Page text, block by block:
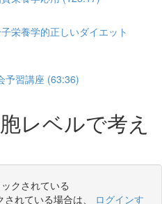
栄養学的正しいダイエット
予習講座 (63:36)
レベルで考え
クされている
れている場合は、 ログインす